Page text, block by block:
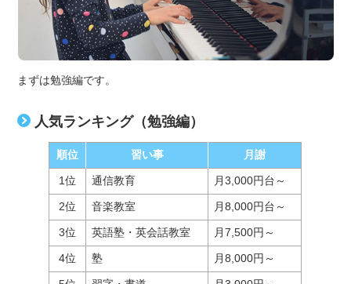
まずは勉強編です。
人気ランキング（勉強編）
順位 習い事 月謝
1位 通信教育 月3,000円台～
2位 音楽教室 月8,000円台～
3位 英語塾・英会話教室 月7,500円～
4位 塾 月8,000円～